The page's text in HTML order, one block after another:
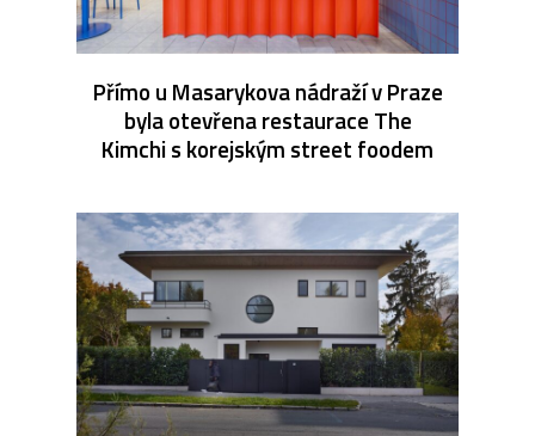
Přímo u Masarykova nádraží v Praze
byla otevřena restaurace The
Kimchi s korejským street foodem